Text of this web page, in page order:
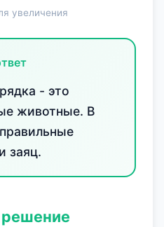
увеличения
- это
животные. В
заяц.